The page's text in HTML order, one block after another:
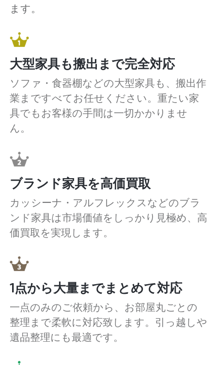
ます。
大型家具も搬出まで完全対応
ソファ・食器棚などの大型家具も、搬出作
業まですべてお任せください。重たい家
具でもお客様の手間は一切かかりませ
ん。
ブランド家具を高価買取
カッシーナ・アルフレックスなどのブラ
ンド家具は市場価値をしっかり見極め、高
価買取を実現します。
1点から大量までまとめて対応
一点のみのご依頼から、お部屋丸ごとの
整理まで柔軟に対応致します。引っ越しや
遺品整理にも最適です。